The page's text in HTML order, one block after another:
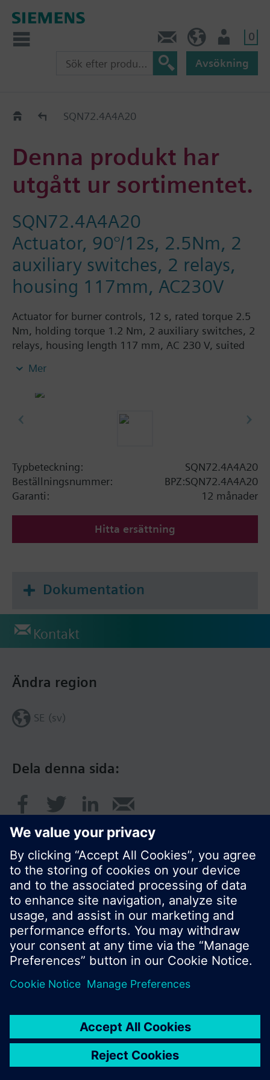
0
Avsökning
Old2NewSQN72.4A4A20
Denna produkt har
utgått ur sortimentet.
SQN72.4A4A20
Actuator, 90°/12s, 2.5Nm, 2
auxiliary switches, 2 relays,
housing 117mm, AC230V
Actuator for burner controls, 12 s, rated torque 2.5
Nm, holding torque 1.2 Nm, 2 auxiliary switches, 2
relays, housing length 117 mm, AC 230 V, suited
Mer
Typbeteckning:
SQN72.4A4A20
Beställningsnummer:
BPZ:SQN72.4A4A20
Garanti:
12 månader
Hitta ersättning
Dokumentation
Kontakt
Dela denna sida:
Ändra region
SE (sv)
© Siemens AB, Building Technologies Division,
CPS - 2017
Produktportfölj och priser kan variera mellan
Användarvillkor